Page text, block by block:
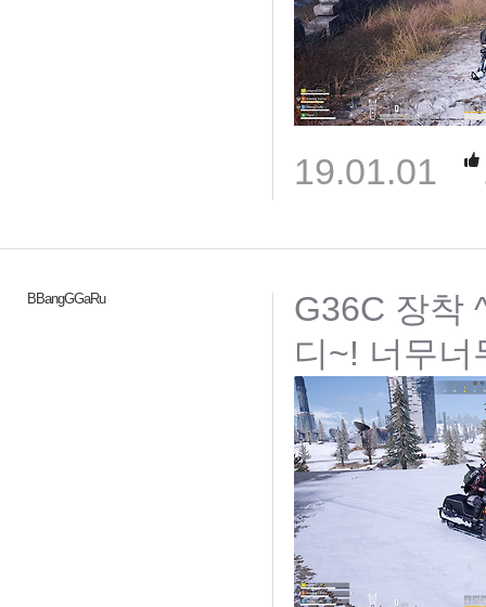
19.01.01
BBangGGaRu
G36C 장착
디~! 너무너